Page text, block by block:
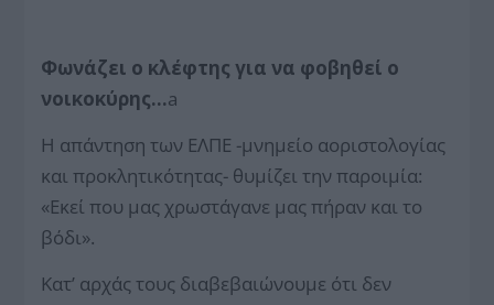
Φωνάζει ο κλέφτης για να φοβηθεί ο
νοικοκύρης…a
Η απάντηση των ΕΛΠΕ -μνημείο αοριστολογίας
και προκλητικότητας- θυμίζει την παροιμία:
«Εκεί που μας χρωστάγανε μας πήραν και το
βόδι».
Κατ’ αρχάς τους διαβεβαιώνουμε ότι δεν